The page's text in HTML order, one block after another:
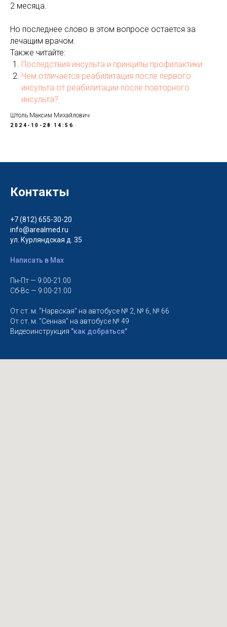
2 месяца.
Но последнее слово в этом вопросе остается за
лечащим врачом.
Также читайте:
Последствия инсульта и принципы профилактики.
Чем отличается реабилитация после первого
инсульта от реабилитации после повторного
инсульта?
Штоль Максим Михайлович
2024-10-28 14:56
Контакты
+7 (812) 655-30-20
info@arealmed.ru
ул. Курляндская д. 35
Написать в Max
Пн-Пт — 9:00-21:00
Сб-Вс — 9:00-21:00
От ст. м. "Нарвская" на автобусе № 2, № 6, № 66
От ст. м. "Сенная" на автобусе № 49
Видеоинструкция "как добраться"